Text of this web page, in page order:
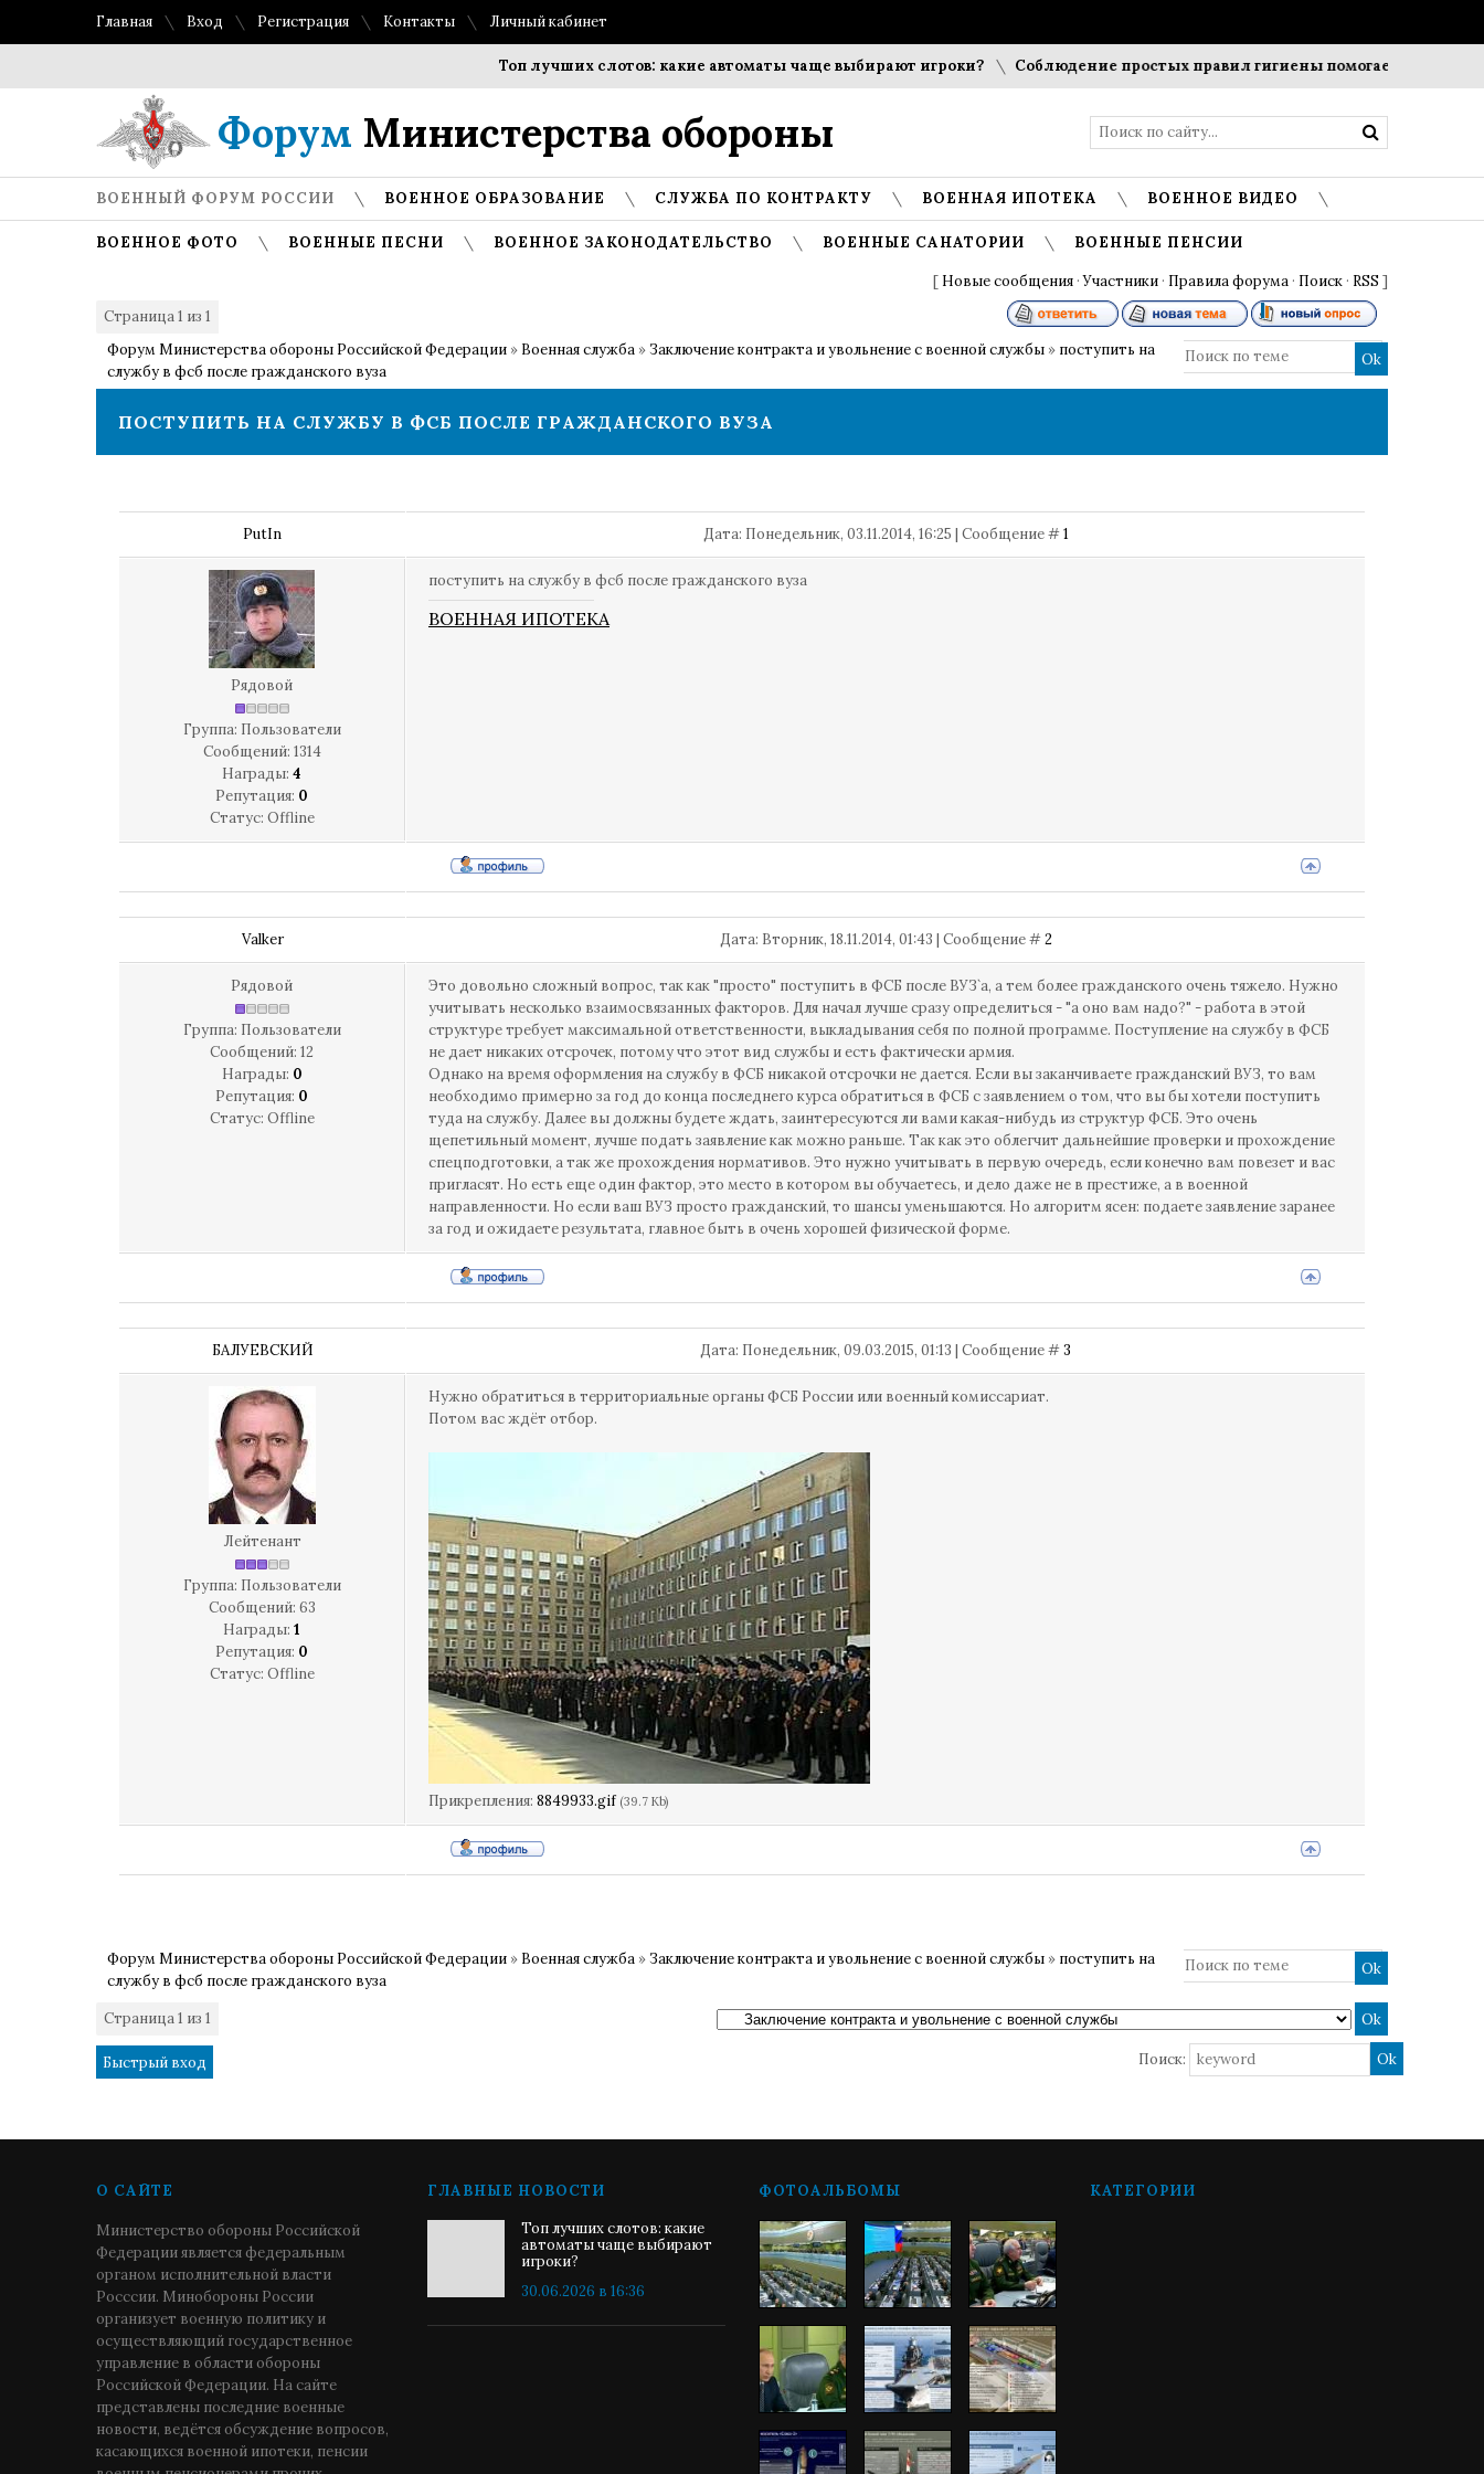
Главная Вход Регистрация Контакты Личный кабинет
Топ лучших слотов: какие автоматы чаще выбирают игроки? Соблюдение простых правил гигиены помогает сохранить
Форум Министерства обороны
ВОЕННЫЙ ФОРУМ РОССИИ ВОЕННОЕ ОБРАЗОВАНИЕ СЛУЖБА ПО КОНТРАКТУ ВОЕННАЯ ИПОТЕКА ВОЕННОЕ ВИДЕО
ВОЕННОЕ ФОТО ВОЕННЫЕ ПЕСНИ ВОЕННОЕ ЗАКОНОДАТЕЛЬСТВО ВОЕННЫЕ САНАТОРИИ ВОЕННЫЕ ПЕНСИИ
[ Новые сообщения ·Участники · Правила форума · Поиск · RSS ]
Страница1 из 1
Форум Министерства обороны Российской Федерации » Военная служба » Заключение контракта и увольнение с военной службы » поступить на
службу в фсб после гражданского вуза
ПОСТУПИТЬ НА СЛУЖБУ В ФСБ ПОСЛЕ ГРАЖДАНСКОГО ВУЗА
PutIn Дата: Понедельник, 03.11.2014, 16:25 | Сообщение #1
Рядовой
Группа: Пользователи
Сообщений: 1314
Награды: 4
Репутация: 0
Статус: Offline
поступить на службу в фсб после гражданского вуза
ВОЕННАЯ ИПОТЕКА
Valker Дата: Вторник, 18.11.2014, 01:43 | Сообщение #2
Рядовой
Группа: Пользователи
Сообщений: 12
Награды: 0
Репутация: 0
Статус: Offline
Это довольно сложный вопрос, так как "просто" поступить в ФСБ после ВУЗ`а, а тем более гражданского очень тяжело. Нужно
учитывать несколько взаимосвязанных факторов. Для начал лучше сразу определиться - "а оно вам надо?" - работа в этой
структуре требует максимальной ответственности, выкладывания себя по полной программе. Поступление на службу в ФСБ
не дает никаких отсрочек, потому что этот вид службы и есть фактически армия.
Однако на время оформления на службу в ФСБ никакой отсрочки не дается. Если вы заканчиваете гражданский ВУЗ, то вам
необходимо примерно за год до конца последнего курса обратиться в ФСБ с заявлением о том, что вы бы хотели поступить
туда на службу. Далее вы должны будете ждать, заинтересуются ли вами какая-нибудь из структур ФСБ. Это очень
щепетильный момент, лучше подать заявление как можно раньше. Так как это облегчит дальнейшие проверки и прохождение
спецподготовки, а так же прохождения нормативов. Это нужно учитывать в первую очередь, если конечно вам повезет и вас
пригласят. Но есть еще один фактор, это место в котором вы обучаетесь, и дело даже не в престиже, а в военной
направленности. Но если ваш ВУЗ просто гражданский, то шансы уменьшаются. Но алгоритм ясен: подаете заявление заранее
за год и ожидаете результата, главное быть в очень хорошей физической форме.
БАЛУЕВСКИЙ Дата: Понедельник, 09.03.2015, 01:13 | Сообщение #3
Лейтенант
Группа: Пользователи
Сообщений: 63
Награды: 1
Репутация: 0
Статус: Offline
Нужно обратиться в территориальные органы ФСБ России или военный комиссариат.
Потом вас ждёт отбор.
Прикрепления: 8849933.gif (39.7 Kb)
Форум Министерства обороны Российской Федерации » Военная служба » Заключение контракта и увольнение с военной службы » поступить на
службу в фсб после гражданского вуза
Страница1 из 1
Поиск:
О САЙТЕ
Министерство обороны Российской
Федерации является федеральным
органом исполнительной власти
Росссии. Минобороны России
организует военную политику и
осуществляющий государственное
управление в области обороны
Российской Федерации. На сайте
представлены последние военные
новости, ведётся обсуждение вопросов,
касающихся военной ипотеки, пенсии
ГЛАВНЫЕ НОВОСТИ
Топ лучших слотов: какие
автоматы чаще выбирают
игроки?
30.06.2026 в 16:36
ФОТОАЛЬБОМЫ КАТЕГОРИИ